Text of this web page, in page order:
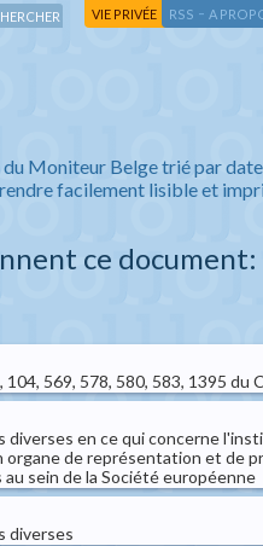
VIE PRIVÉE RSS - A
Moniteur Belge trié par
facilement lisible et
ce document:
569, 578, 580, 583, 1395 du
diverses en ce qui concerne
organe de représentation et de
sein de la Société européenne
diverses